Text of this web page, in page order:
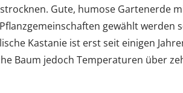
Gute, humose Gartenerde
gewählt werden
Kastanie ist erst seit einigen
Baum jedoch Temperaturen über